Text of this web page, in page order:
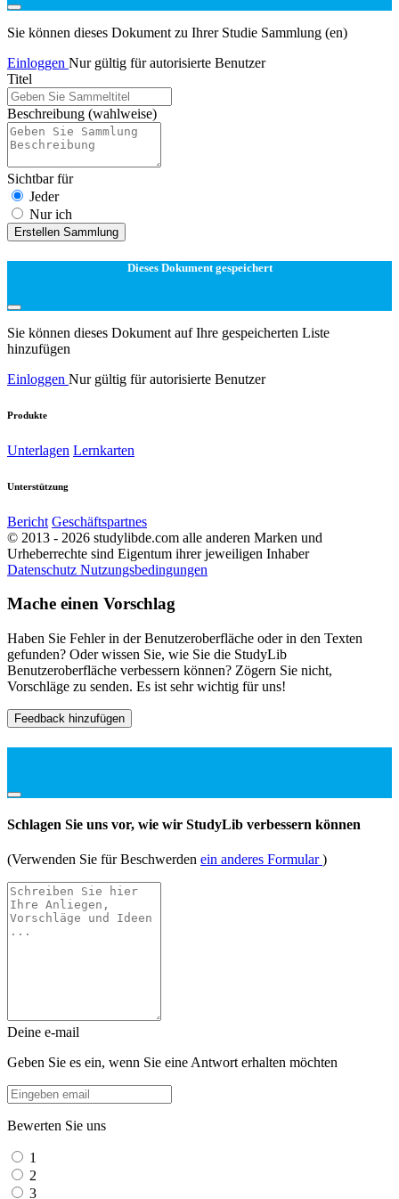
Sie können dieses Dokument zu Ihrer Studie Sammlung (en)
Einloggen Nur gültig für autorisierte Benutzer
Titel
Beschreibung (wahlweise)
Sichtbar für
Jeder
Nur ich
Erstellen Sammlung
Dieses Dokument gespeichert
Sie können dieses Dokument auf Ihre gespeicherten Liste
hinzufügen
Einloggen Nur gültig für autorisierte Benutzer
Produkte
Unterlagen Lernkarten
Unterstützung
Bericht Geschäftspartnes
© 2013 - 2026 studylibde.com alle anderen Marken und
Urheberrechte sind Eigentum ihrer jeweiligen Inhaber
Datenschutz Nutzungsbedingungen
Mache einen Vorschlag
Haben Sie Fehler in der Benutzeroberfläche oder in den Texten
gefunden? Oder wissen Sie, wie Sie die StudyLib
Benutzeroberfläche verbessern können? Zögern Sie nicht,
Vorschläge zu senden. Es ist sehr wichtig für uns!
Feedback hinzufügen
Schlagen Sie uns vor, wie wir StudyLib verbessern können
(Verwenden Sie für Beschwerden ein anderes Formular)
Deine e-mail
Geben Sie es ein, wenn Sie eine Antwort erhalten möchten
Bewerten Sie uns
1
2
3